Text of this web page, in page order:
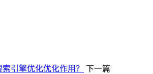
引擎优化优化作用？
下一篇